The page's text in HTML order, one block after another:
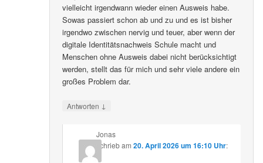
vielleicht irgendwann wieder einen Ausweis habe.
Sowas passiert schon ab und zu und es ist bisher
irgendwo zwischen nervig und teuer, aber wenn der
digitale Identitätsnachweis Schule macht und
Menschen ohne Ausweis dabei nicht berücksichtigt
werden, stellt das für mich und sehr viele andere ein
großes Problem dar.
Antworten ↓
Jonas
schriebam 20. April 2026 um 16:10 Uhr: